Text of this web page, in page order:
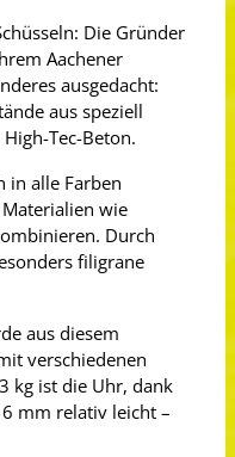
Die Gründer
Aachener
ausgedacht:
aus speziell
Tec-Beton.
in alle Farben
wie
Durch
filigrane
aus diesem
verschiedenen
kg ist die Uhr, dank
mm relativ leicht –